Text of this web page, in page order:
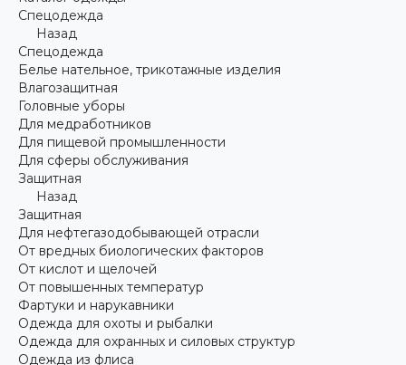
Спецодежда
Назад
Спецодежда
Белье нательное, трикотажные изделия
Влагозащитная
Головные уборы
Для медработников
Для пищевой промышленности
Для сферы обслуживания
Защитная
Назад
Защитная
Для нефтегазодобывающей отрасли
От вредных биологических факторов
От кислот и щелочей
От повышенных температур
Фартуки и нарукавники
Одежда для охоты и рыбалки
Одежда для охранных и силовых структур
Одежда из флиса